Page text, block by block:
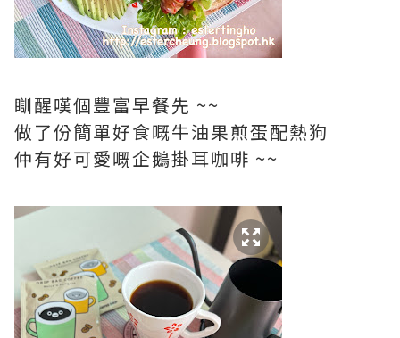
瞓醒嘆個豐富早餐先 ~~
做了份簡單好食嘅牛油果煎蛋配熱狗
仲有好可愛嘅企鵝掛耳咖啡 ~~